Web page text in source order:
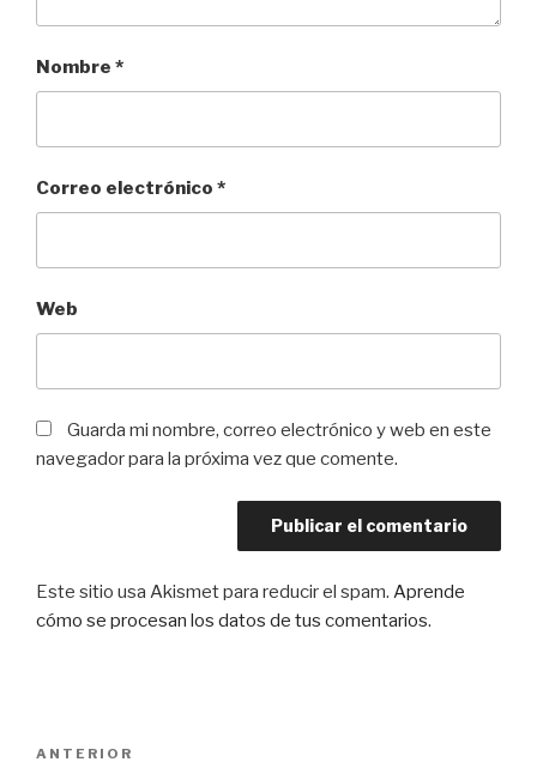
Nombre *
Correo electrónico *
Web
Guarda mi nombre, correo electrónico y web en este
navegador para la próxima vez que comente.
Este sitio usa Akismet para reducir el spam. Aprende
cómo se procesan los datos de tus comentarios.
Entrada
ANTERIOR